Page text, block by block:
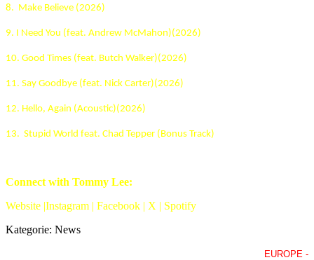
8. Make Believe (2026)
9. I Need You (feat. Andrew McMahon)(2026)
10. Good Times (feat. Butch Walker)(2026)
11. Say Goodbye (feat. Nick Carter)(2026)
12. Hello, Again (Acoustic)(2026)
13. Stupid World feat. Chad Tepper (Bonus Track)
Connect with Tommy Lee:
Website |Instagram | Facebook | X | Spotify
Kategorie: News
EUROPE -